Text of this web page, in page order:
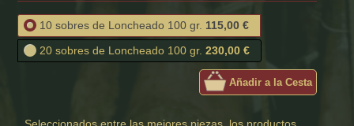
10 sobres de Loncheado 100 gr. 115,00 €
20 sobres de Loncheado 100 gr.230,00 €